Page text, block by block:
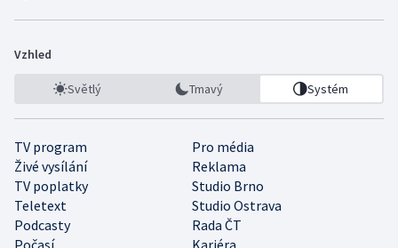
Vzhled
Světlý Tmavý Systém
TV program
Pro média
Živé vysílání
Reklama
TV poplatky
Studio Brno
Teletext
Studio Ostrava
Podcasty
Rada ČT